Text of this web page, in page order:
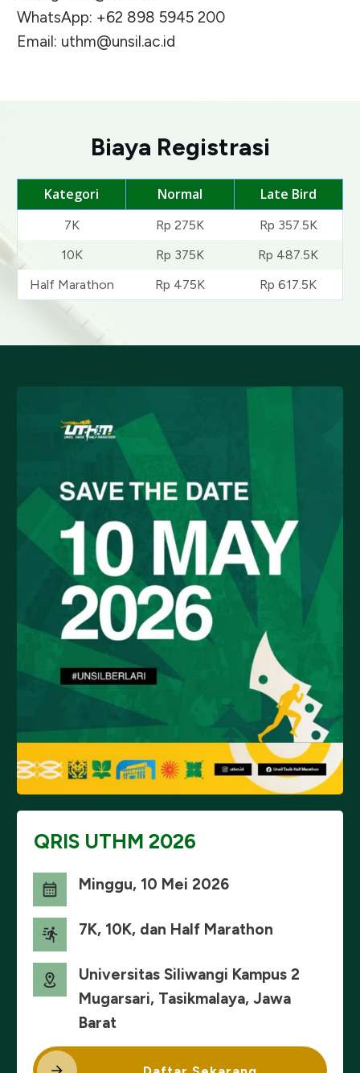
WhatsApp: +62 898 5945 200
Email: uthm@unsil.ac.id
Biaya Registrasi
Kategori Normal Late Bird
7K Rp 275K
Rp 357.5K
10K
Rp 375K
Rp 487.5K
Half Marathon
Rp 475K Rp 617.5K
QRIS UTHM 2026
Minggu, 10 Mei 2026
7K, 10K, dan Half Marathon
Universitas Siliwangi Kampus 2
Mugarsari, Tasikmalaya, Jawa
Barat